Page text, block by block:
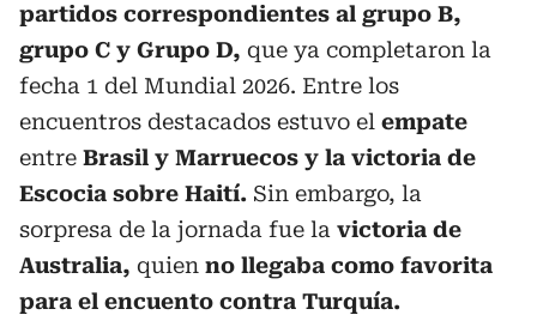
partidos correspondientes al grupo B,
grupo C y Grupo D, que ya completaron la
fecha 1 del Mundial 2026. Entre los
encuentros destacados estuvo el empate
entre Brasil y Marruecos y la victoria de
Escocia sobre Haití. Sin embargo, la
sorpresa de la jornada fue la victoria de
Australia, quien no llegaba como favorita
para el encuento contra Turquía.